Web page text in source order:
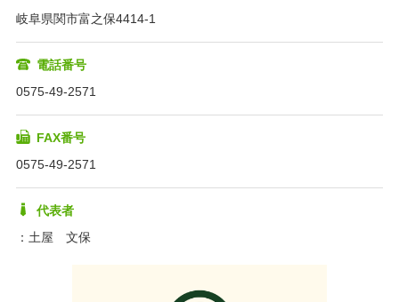
岐阜県関市富之保4414-1
電話番号
0575-49-2571
FAX番号
0575-49-2571
代表者
：土屋 文保